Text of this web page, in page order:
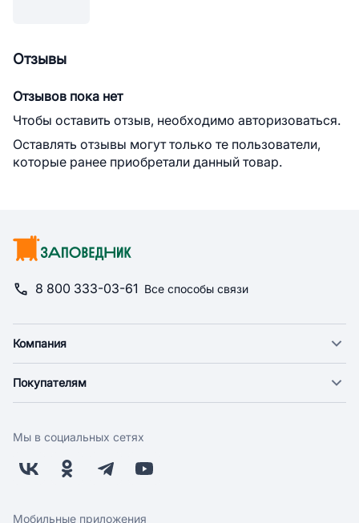
Отзывы
Отзывов пока нет
Чтобы оставить отзыв, необходимо авторизоваться.
Оставлять отзывы могут только те пользователи,
которые ранее приобретали данный товар.
8 800 333-03-61 Все способы связи
Компания
Новости
Поставщикам
Заводчикам
Обратная связь
Покупателям
Оплата
Бонусная программа
Скидки и акции
Мы в социальных сетях
Мобильные приложения